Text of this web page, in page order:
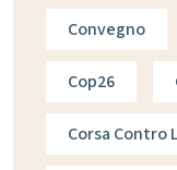
Convegno
Cop26
Corsa Contro